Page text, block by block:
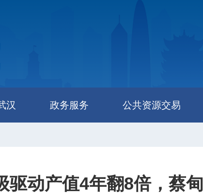
汉 政务服务 公共资源交易
驱动产值4年翻8倍，蔡